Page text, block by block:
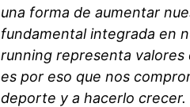
una forma de aumentar
fundamental integrada en
running representa
es por eso que nos
deporte y a hacerlo crecer.